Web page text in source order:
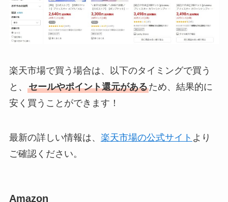
楽天市場で買う場合は、以下のタイミングで買う
と、 セールやポイント還元があるため、結果的に
安く買うことができます！
最新の詳しい情報は、 楽天市場の公式サイト より
ご確認ください。
Amazon